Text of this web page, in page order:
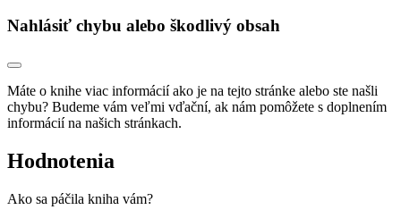
Nahlásiť chybu alebo škodlivý obsah
Máte o knihe viac informácií ako je na tejto stránke alebo ste našli
chybu? Budeme vám veľmi vďační, ak nám pomôžete s doplnením
informácií na našich stránkach.
Hodnotenia
Ako sa páčila kniha vám?